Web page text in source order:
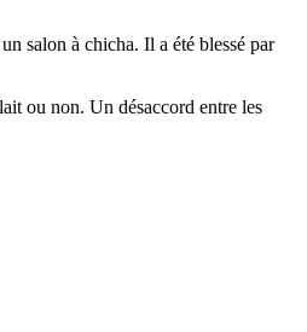
salon à chicha. Il a été blessé par
ou non. Un désaccord entre les